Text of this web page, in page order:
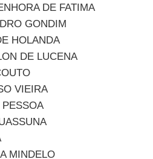
DE FATIMA
GONDIM
HOLANDA
DE LUCENA
VIEIRA
MINDELO